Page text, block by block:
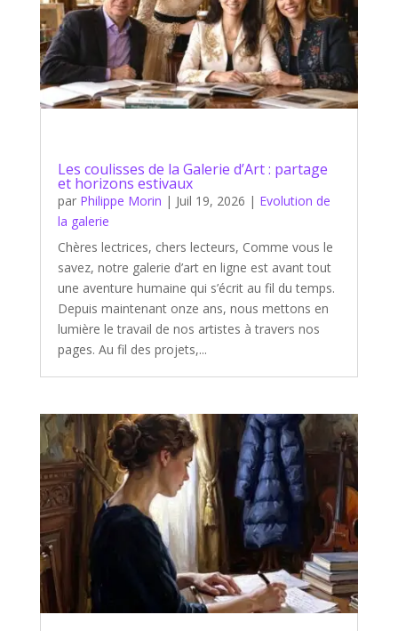
Les coulisses de la Galerie d’Art : partage
et horizons estivaux
par Philippe Morin | Juil 19, 2026 | Evolution de
la galerie
Chères lectrices, chers lecteurs, Comme vous le
savez, notre galerie d’art en ligne est avant tout
une aventure humaine qui s’écrit au fil du temps.
Depuis maintenant onze ans, nous mettons en
lumière le travail de nos artistes à travers nos
pages. Au fil des projets,...